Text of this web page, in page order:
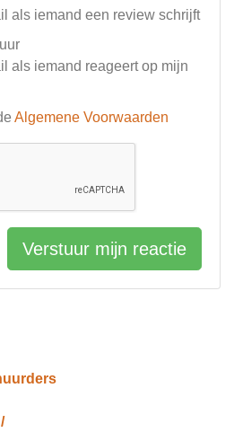
als iemand een review schrijft
als iemand reageert op mijn
Algemene Voorwaarden
Verstuur mijn reactie